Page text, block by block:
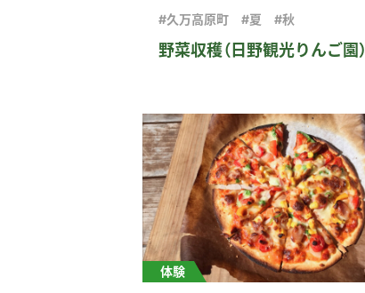
野菜収穫（日野観光りんご園）
#久万高原町 #夏 #秋
体験